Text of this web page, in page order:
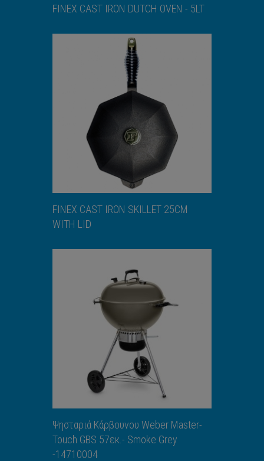
ΑΝΑΚΑΛΥΨΕ ΤΟ
FINEX CAST IRON DUTCH OVEN - 5LT
ΑΝΑΚΑΛΥΨΕ ΤΟ
FINEX CAST IRON SKILLET 25CM
WITH LID
Ψησταριά Κάρβουνου Weber Master-
Touch GBS 57εκ.- Smoke Grey
-14710004